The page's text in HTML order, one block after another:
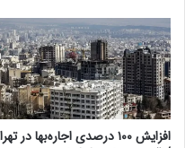
افزایش ۱۰۰ درصدی اجاره‌بها در